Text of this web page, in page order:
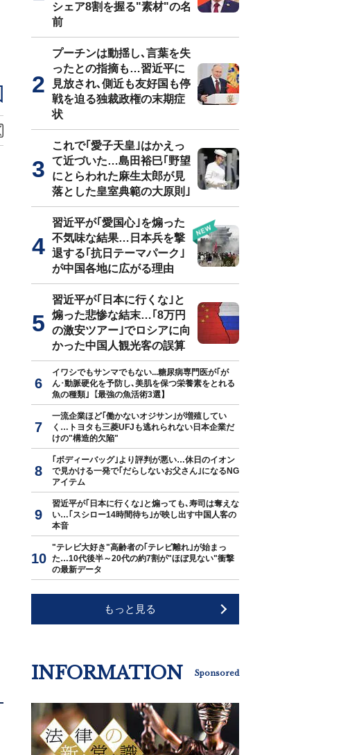
シェア8割を握る"素材"の名
前
プーチンは動揺し､言葉を失
ったとの指摘も…習近平に
見放され､側近も友好国も停
戦を迫る独裁政権の末期症
状
これで｢愛子天皇｣はかえっ
て近づいた…島田裕巳｢野望
にとらわれた麻生太郎が見
落とした皇室典範の大原則｣
習近平が｢愛国心｣を煽った
不気味な結果…日本兵を撃
退する｢抗日テーマパーク｣
が中国各地に広がる理由
習近平が｢日本に行くな｣と
煽った悲惨な結末…｢8万円
の激安ツアー｣でロシアに向
かった中国人観光客の誤算
イワシでもサンマでもない...糖尿病専門医が｢が
ん･動脈硬化を予防し､美肌を保つ栄養素をとれる
魚の種類｣【最強の魚活術3選】
一流企業ほど｢働かないオジサン｣が増殖してい
く…トヨタも三菱UFJも逃れられない日本企業だ
けの"構造的欠陥"
｢ボディーバッグ｣より評判が悪い…休日のイオン
で見かける一発で｢だらしないお父さん｣になるNG
アイテム
習近平が｢日本に行くな｣と煽っても､寿司は奪えな
い…｢スシロー14時間待ち｣が映し出す中国人客の
本音
"テレビ大好き"高齢者の｢テレビ離れ｣が始まっ
た…10代後半～20代の約7割が"ほぼ見ない"衝撃
の最新データ
もっと見る
INFORMATION Sponsored